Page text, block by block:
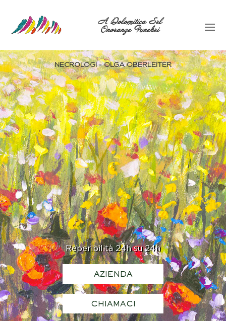
A Dolomitica Srl
Onoranze Funebri
Reperibilità 24h su 24h
AZIENDA
CHIAMACI
NECROLOGI - OLGA OBERLEITER